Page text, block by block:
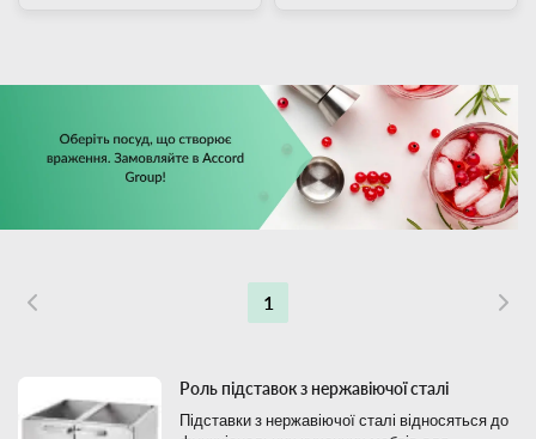
1
Роль підставок з нержавіючої сталі
Підставки з нержавіючої сталі відносяться до